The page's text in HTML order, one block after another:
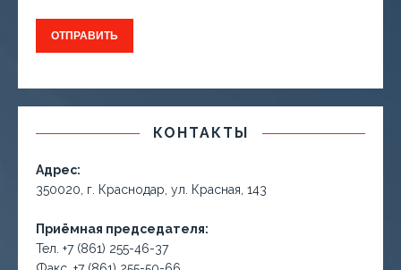
КОНТАКТЫ
Адрес:
350020, г. Краснодар, ул. Красная, 143
Приёмная председателя:
Тел. +7 (861) 255-46-37